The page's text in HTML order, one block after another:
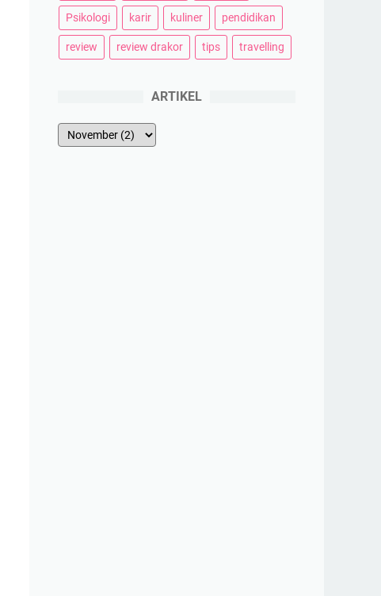
Psikologi karir kuliner pendidikan
review review drakor tips travelling
ARTIKEL